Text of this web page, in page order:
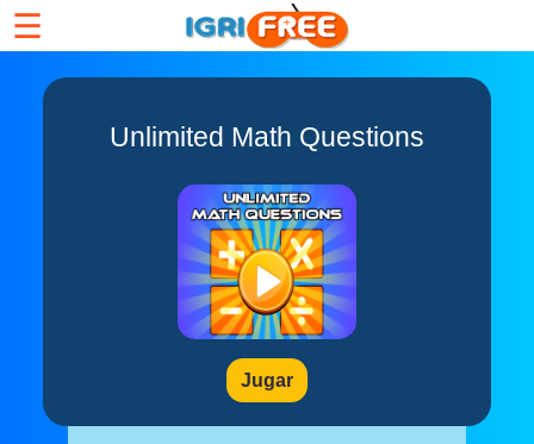
☰
Unlimited Math Questions
Jugar